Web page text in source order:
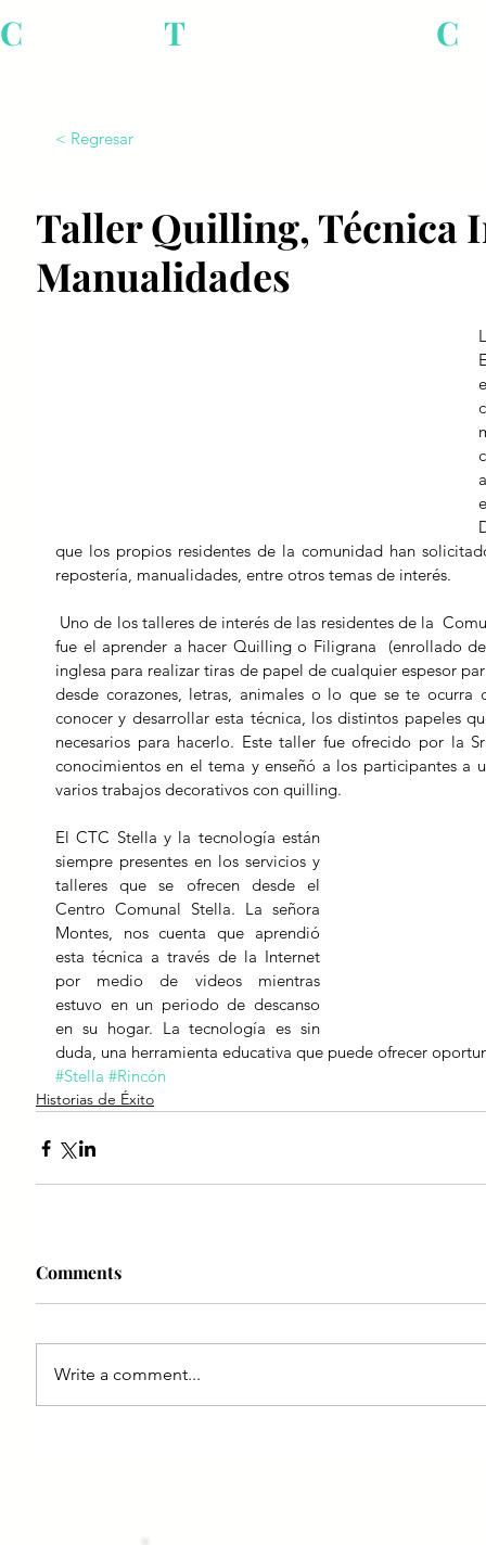
C T C
< Regresar
Taller Quilling, Técnica
Manualidades
que los propios residentes de la comunidad han
repostería, manualidades, entre otros temas de interés.
fue el aprender a hacer Quilling o Filigrana  (enrollado
inglesa para realizar tiras de papel de cualquier espesor
desde corazones, letras, animales o lo que se te
conocer y desarrollar esta técnica, los distintos papeles
necesarios para hacerlo. Este taller fue ofrecido por la
conocimientos en el tema y enseñó a los participantes a
varios trabajos decorativos con quilling.
El CTC Stella y la tecnología están
siempre presentes en los servicios y
talleres que se ofrecen desde el
Centro Comunal Stella. La señora
Montes, nos cuenta que aprendió
esta técnica a través de la Internet
por medio de videos mientras
estuvo en un periodo de descanso
en su hogar. La tecnología es sin
duda, una herramienta educativa que puede ofrecer
#Stella #Rincón
Historias de Éxito
Comments
Write a comment...